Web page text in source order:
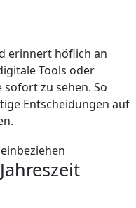
erinnert höflich an
Tools oder
zu sehen. So
Entscheidungen auf